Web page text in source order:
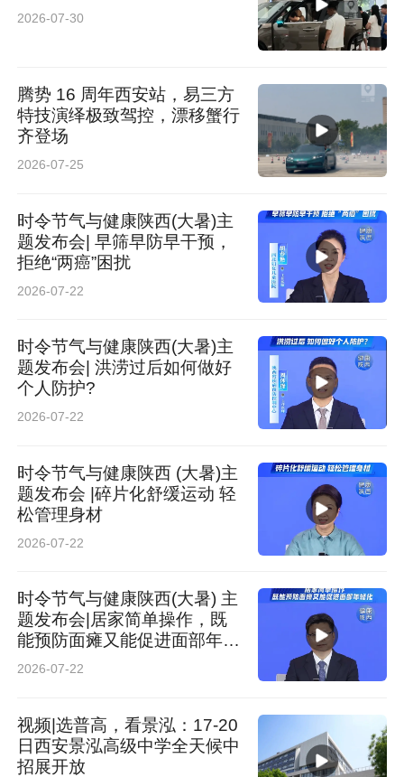
2026-07-30
腾势 16 周年西安站，易三方
特技演绎极致驾控，漂移蟹行
齐登场
2026-07-25
时令节气与健康陕西(大暑)主
题发布会| 早筛早防早干预，
拒绝“两癌”困扰
2026-07-22
时令节气与健康陕西(大暑)主
题发布会| 洪涝过后如何做好
个人防护?
2026-07-22
时令节气与健康陕西 (大暑)主
题发布会 |碎片化舒缓运动 轻
松管理身材
2026-07-22
时令节气与健康陕西(大暑) 主
题发布会|居家简单操作，既
能预防面瘫又能促进面部年轻
化
2026-07-22
视频|选普高，看景泓：17-20
日西安景泓高级中学全天候中
招展开放